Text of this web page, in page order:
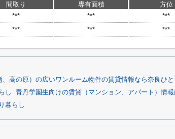
間取り 専有面積 方位
*** *** ***
*** *** ***
、高の原）の広いワンルーム物件の賃貸情報なら奈良ひと
し
青丹学園生向けの賃貸（マンション、アパート）情
暮らし